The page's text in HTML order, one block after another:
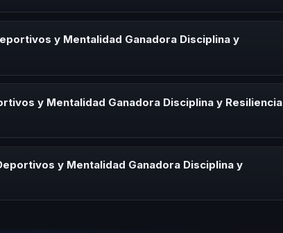
corporativos, convenciones y seminarios. Su objetivo es
y Mentalidad Ganadora Disciplina y
o cuando tu organización necesita impulsar un cambio
y Mentalidad Ganadora Disciplina y Resiliencia
menos de 24 horas adaptada a tu presupuesto.
y Mentalidad Ganadora Disciplina y